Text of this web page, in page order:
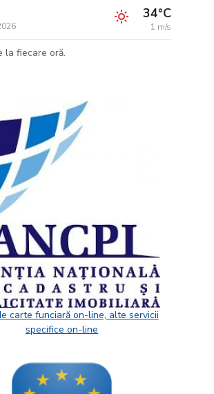
34°C
1 m/s
la fiecare oră.
carte funciară on-line, alte servicii
specifice on-line